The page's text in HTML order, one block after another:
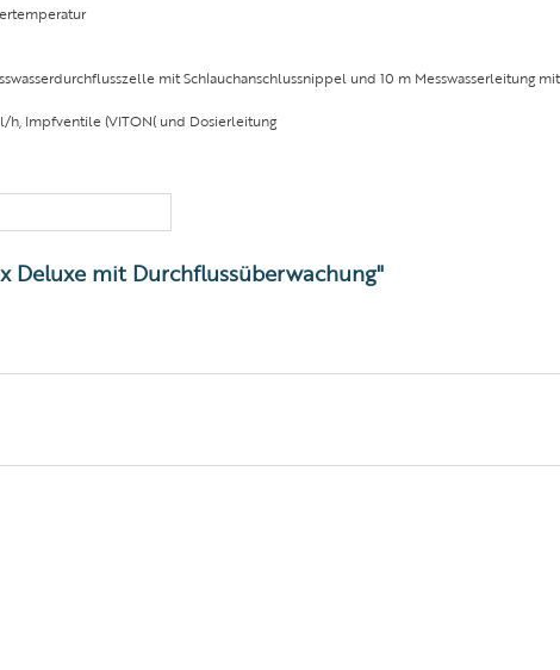
mit Schlauchanschlussnippel und 10 m Messwasserleitung
h, Impfventile (VITON( und Dosierleitung
Deluxe mit Durchflussüberwachung"